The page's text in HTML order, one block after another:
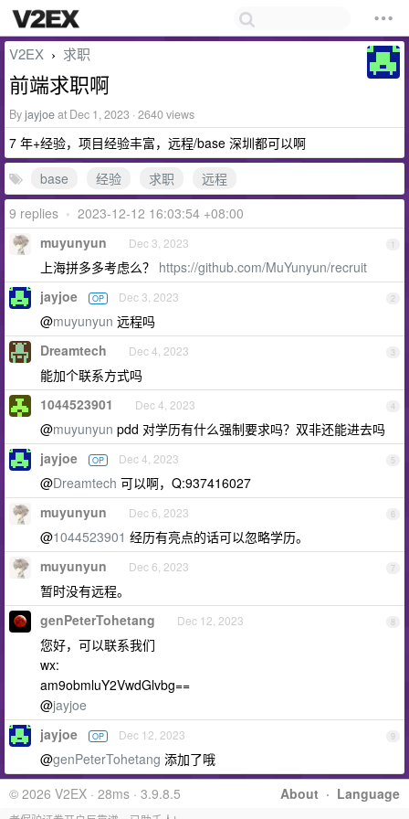
V2EX › 求职
前端求职啊
Byjayjoeat Dec 1, 2023 · 2640 views
7 年+经验，项目经验丰富，远程/base 深圳都可以啊
base
经验 求职
远程
9 replies • 2023-12-12 16:03:54 +08:00
1
muyunyun Dec 3, 2023
上海拼多多考虑么？ https://github.com/MuYunyun/recruit
2
jayjoe OP Dec 3, 2023
@muyunyun 远程吗
3
Dreamtech Dec 4, 2023
能加个联系方式吗
4
1044523901 Dec 4, 2023
@muyunyun pdd 对学历有什么强制要求吗？双非还能进去吗
5
jayjoe OP Dec 4, 2023
@Dreamtech 可以啊，Q:937416027
6
muyunyun Dec 6, 2023
@1044523901 经历有亮点的话可以忽略学历。
7
muyunyun Dec 6, 2023
暂时没有远程。
8
genPeterTohetang Dec 12, 2023
您好，可以联系我们
wx:
am9obmluY2VwdGlvbg==
@jayjoe
9
jayjoe OP Dec 12, 2023
@genPeterTohetang 添加了哦
About · Language
© 2026 V2EX · 28ms · 3.9.8.5